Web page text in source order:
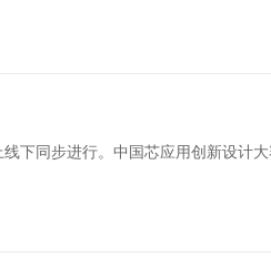
下同步进行。中国芯应用创新设计